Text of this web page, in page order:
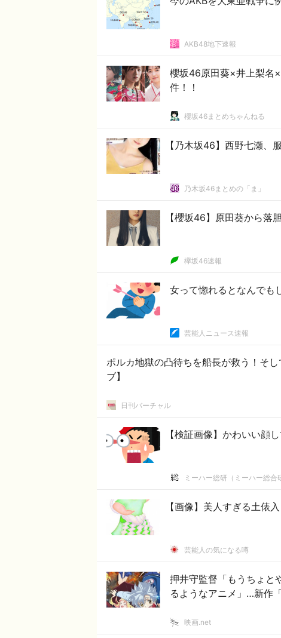
AKB48地下速報
櫻坂46原田葵×井上梨名
件！！
櫻坂46まとめちゃんねる
【乃木坂46】西野七瀬、
乃木坂46まとめの「ま」
【櫻坂46】原田葵から落
欅坂46速報
女って惚れるとなんでも
芸能人ニュース速報
ポルカ地獄の凸待ちを船長が救う！そ
ブ】
日刊バーチャル
【検証画像】かわいい顔
ミーハー総研（ミーハー総合
【画像】美人すぎる土俵
芸能人の気になる噂
押井守監督「もうちょと
るようなアニメ」…新作
映画.net